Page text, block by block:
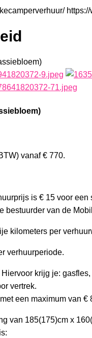
vanaf € 770.
is € 15 voor
bestuurder van de
kilometers per
verhuurperiode.
krijg je:
vertrek.
een maximum van €
van 185(175)cm x